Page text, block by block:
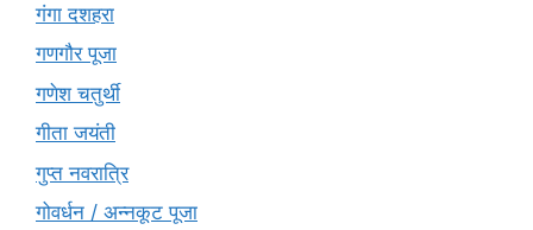
गंगा दशहरा
गणगौर पूजा
गणेश चतुर्थी
गीता जयंती
गुप्त नवरात्रि
गोवर्धन / अन्नकूट पूजा